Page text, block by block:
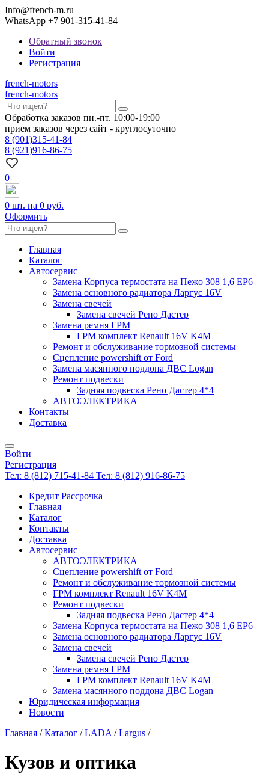
Info@french-m.ru
WhatsApp +7 901-315-41-84
Обратный звонок
Войти
Регистрация
french-motors
french-motors
Обработка заказов пн.-пт. 10:00-19:00
прием заказов через сайт - круглосуточно
8 (901)315-41-84
8 (921)916-86-75
0
0 шт. на 0 руб.
Оформить
Главная
Каталог
Автосервис
Замена Корпуса термостата на Пежо 308 1,6 EP6
Замена основного радиатора Ларгус 16V
Замена свечей
Замена свечей Рено Дастер
Замена ремня ГРМ
ГРМ комплект Renault 16V K4M
Ремонт и обслуживание тормозной системы
Сцепление powershift от Ford
Замена масянного поддона ДВС Logan
Ремонт подвески
Задняя подвеска Рено Дастер 4*4
АВТОЭЛЕКТРИКА
Контакты
Доставка
Войти
Регистрация
Тел: 8 (812) 715-41-84 Тел: 8 (812) 916-86-75
Кредит Рассрочка
Главная
Каталог
Контакты
Доставка
Автосервис
АВТОЭЛЕКТРИКА
Сцепление powershift от Ford
Ремонт и обслуживание тормозной системы
ГРМ комплект Renault 16V K4M
Ремонт подвески
Задняя подвеска Рено Дастер 4*4
Замена Корпуса термостата на Пежо 308 1,6 EP6
Замена основного радиатора Ларгус 16V
Замена свечей
Замена свечей Рено Дастер
Замена ремня ГРМ
ГРМ комплект Renault 16V K4M
Замена масянного поддона ДВС Logan
Юридическая информация
Новости
Главная / Каталог / LADA / Largus /
Кузов и оптика